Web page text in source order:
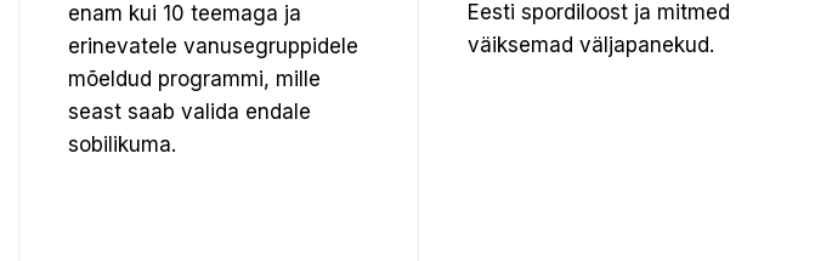
enam kui 10 teemaga ja
erinevatele vanusegruppidele
mõeldud programmi, mille
seast saab valida endale
sobilikuma.
Eesti spordiloost ja mitmed
väiksemad väljapanekud.